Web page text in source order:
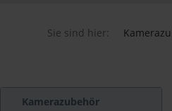
Sie sind hier:
Kamerazubehör